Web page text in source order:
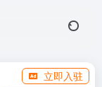
立即入驻